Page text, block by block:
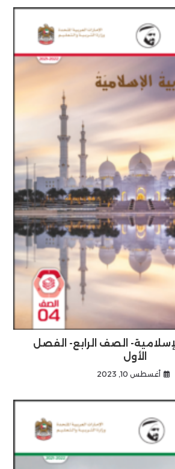
الصف الرابع- الفصل
الأول
أغسطس 10, 2023